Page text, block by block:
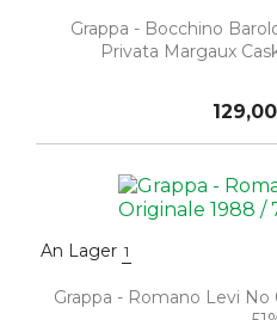
Grappa - Bocchino
Privata Margaux
An Lager 1
Grappa - Romano Levi